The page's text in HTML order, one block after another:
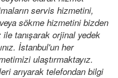
servis hizmetini,
sökme hizmetini bizden
tanışarak orjinal yedek
İstanbul'un her
ulaştırmaktayız.
arıyarak telefondan bilgi